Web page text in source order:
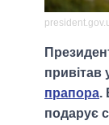
привітав
прапора.
подарує